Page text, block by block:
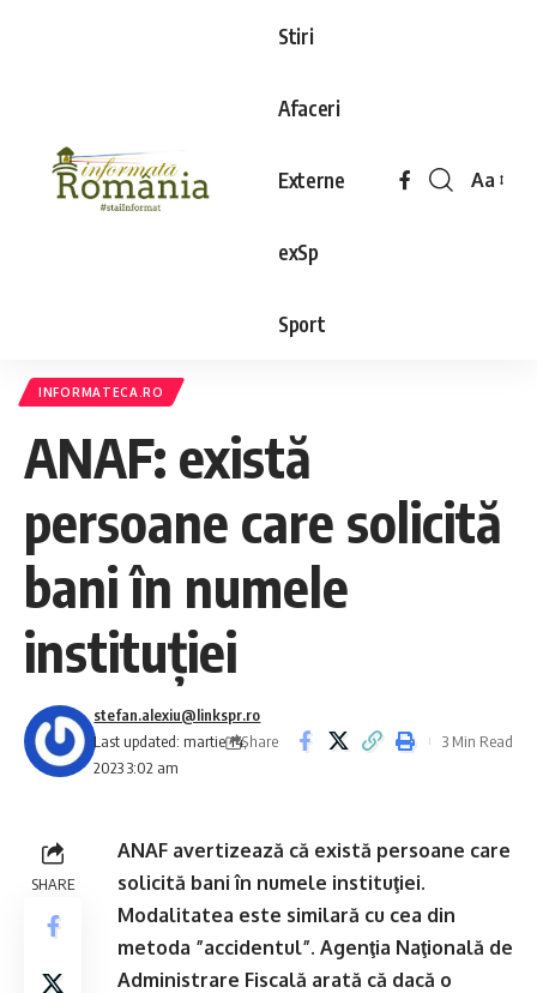
Stiri
Afaceri
Externe
exSp
Sport
Aa
INFORMATECA.RO
ANAF: există
persoane care solicită
bani în numele
instituţiei
Last updated: martie 14,
2023 3:02 am
stefan.alexiu@linkspr.ro
Share
3 Min Read
SHARE
ANAF avertizează că există persoane care
solicită bani în numele instituţiei.
Modalitatea este similară cu cea din
metoda ”accidentul”. Agenţia Naţională de
Administrare Fiscală arată că dacă o